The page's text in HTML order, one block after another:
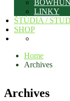
LINKY
ŠTÚDIA /
SHOP
Home
Archives
Archives